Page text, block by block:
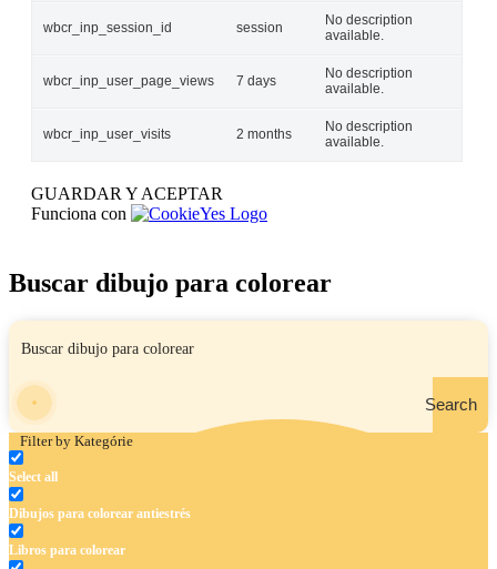
wbcr_inp_session_id session
No description
available.
wbcr_inp_user_page_views 7 days
No description
available.
wbcr_inp_user_visits 2 months
No description
available.
GUARDAR Y ACEPTAR
Funciona con
Buscar dibujo para colorear
Search
Filter by Kategórie
Select all
Dibujos para colorear antiestrés
Libros para colorear